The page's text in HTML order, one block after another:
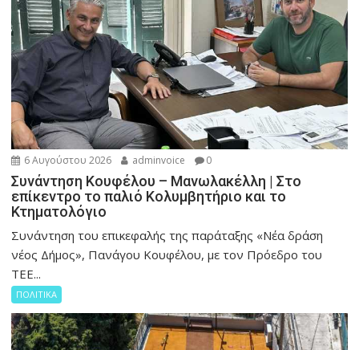
6 Αυγούστου 2026 adminvoice 0
Συνάντηση Κουφέλου – Μανωλακέλλη | Στο
επίκεντρο το παλιό Κολυμβητήριο και το
Κτηματολόγιο
Συνάντηση του επικεφαλής της παράταξης «Νέα δράση
νέος Δήμος», Πανάγου Κουφέλου, με τον Πρόεδρο του
ΤΕΕ...
ΠΟΛΙΤΙΚΑ